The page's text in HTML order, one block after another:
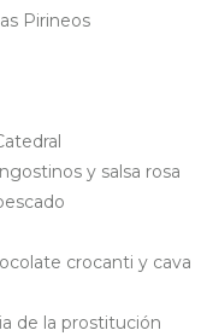
Pirineos
y salsa rosa
crocanti y cava
de la prostitución